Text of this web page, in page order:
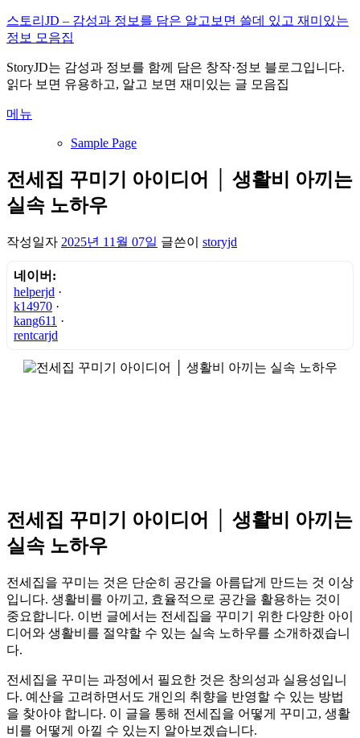
내
용
로
바
가
스토리JD – 감성과 정보를 담은 알고보면 쓸데 있고 재미있는
정보 모음집
StoryJD는 감성과 정보를 함께 담은 창작·정보 블로그입니다.
읽다 보면 유용하고, 알고 보면 재미있는 글 모음집
메뉴
Sample Page
전세집 꾸미기 아이디어 │ 생활비 아끼는
실속 노하우
작성일자 2025년 11월 07일 글쓴이 storyjd
네이버:
helperjd ·
k14970 ·
kang611 ·
rentcarjd
전세집 꾸미기 아이디어 │ 생활비 아끼는
실속 노하우
전세집을 꾸미는 것은 단순히 공간을 아름답게 만드는 것 이상
입니다. 생활비를 아끼고, 효율적으로 공간을 활용하는 것이
중요합니다. 이번 글에서는 전세집을 꾸미기 위한 다양한 아이
디어와 생활비를 절약할 수 있는 실속 노하우를 소개하겠습니
다.
전세집을 꾸미는 과정에서 필요한 것은 창의성과 실용성입니
다. 예산을 고려하면서도 개인의 취향을 반영할 수 있는 방법
을 찾아야 합니다. 이 글을 통해 전세집을 어떻게 꾸미고, 생활
비를 어떻게 아낄 수 있는지 알아보겠습니다.